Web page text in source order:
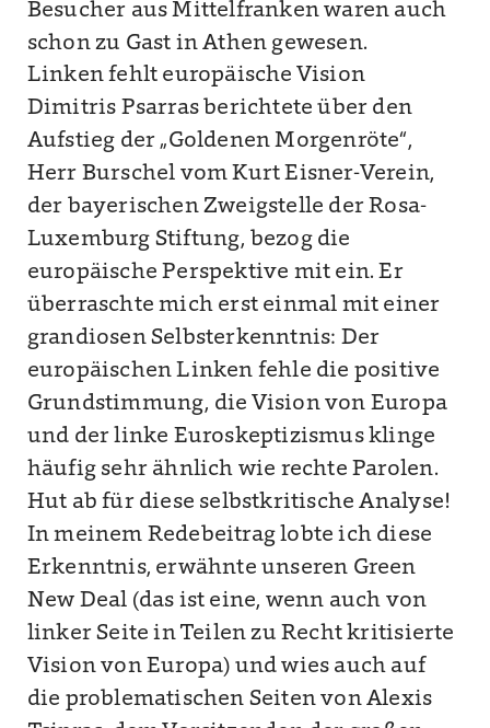
Besucher aus Mittelfranken waren auch
schon zu Gast in Athen gewesen.
Linken fehlt europäische Vision
Dimitris Psarras berichtete über den
Aufstieg der „Goldenen Morgenröte“,
Herr Burschel vom Kurt Eisner-Verein,
der bayerischen Zweigstelle der Rosa-
Luxemburg Stiftung, bezog die
europäische Perspektive mit ein. Er
überraschte mich erst einmal mit einer
grandiosen Selbsterkenntnis: Der
europäischen Linken fehle die positive
Grundstimmung, die Vision von Europa
und der linke Euroskeptizismus klinge
häufig sehr ähnlich wie rechte Parolen.
Hut ab für diese selbstkritische Analyse!
In meinem Redebeitrag lobte ich diese
Erkenntnis, erwähnte unseren Green
New Deal (das ist eine, wenn auch von
linker Seite in Teilen zu Recht kritisierte
Vision von Europa) und wies auch auf
die problematischen Seiten von Alexis